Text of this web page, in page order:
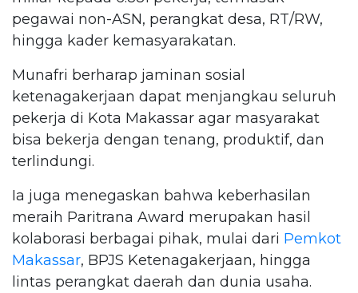
pegawai non-ASN, perangkat desa, RT/RW,
hingga kader kemasyarakatan.
Munafri berharap jaminan sosial
ketenagakerjaan dapat menjangkau seluruh
pekerja di Kota Makassar agar masyarakat
bisa bekerja dengan tenang, produktif, dan
terlindungi.
Ia juga menegaskan bahwa keberhasilan
meraih Paritrana Award merupakan hasil
kolaborasi berbagai pihak, mulai dari Pemkot
Makassar, BPJS Ketenagakerjaan, hingga
lintas perangkat daerah dan dunia usaha.